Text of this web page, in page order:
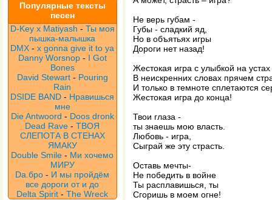
Популярные тексты
песен
D-Key x Matiyash - Ты моя
пышка-малышка
DMX -x gonna give it to ya
Danny Worsnop - I Got
Bones
David Stewart - Pouring
Rain
DSIDE BAND - Нравишься
мне
Die Antwoord - Doos dronk
Dead Rave -ТВОЯ
СЛЕПОТА В СТЕНАХ
ЯМАКУ
Double Smile - Ми хочемо
МИРУ
Da.бро - И мы пройдём
все дороги от и до
Delta Spirit -The Wreck
Не верь губам -
Губы - сладкий яд,
Но в объятьях игры
Дороги нет назад!
Жестокая игра с улыбкой на устах
В неискренних словах прячем
И только в темноте сплетаются
Жестокая игра до конца!
Твои глаза -
ты знаешь мою власть.
Любовь - игра,
Сыграй же эту страсть.
Оставь мечты-
Не победить в войне
Ты расплавишься, ты
Сгоришь в моем огне!